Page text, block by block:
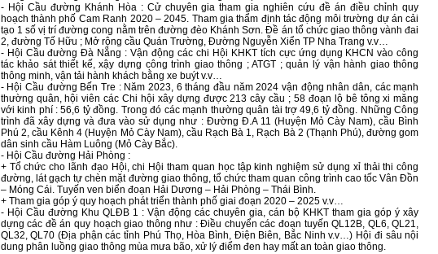
- Hội Cầu đường Khánh Hòa : Cử chuyên gia tham gia nghiên cứu đề án điều chỉnh quy
hoạch thành phố Cam Ranh 2020 – 2045. Tham gia thẩm định tác động môi trường dự án cải
tạo 1 số vị trí đường cong nằm trên đường đèo Khánh Sơn. Đề án tổ chức giao thông vành đai
2, đường Tố Hữu ; Mở rộng cầu Quán Trường, Đường Nguyễn Xiển TP Nha Trang v.v…
- Hội Cầu đường Đà Nẵng : Vận động các chi Hội KHKT tích cực ứng dụng KHCN vào công
tác khảo sát thiết kế, xậy dựng công trình giao thông ; ATGT ; quản lý vận hành giao thông
thông minh, vận tải hành khách bằng xe buýt v.v…
- Hội Cầu đường Bến Tre : Năm 2023, 6 tháng đầu năm 2024 vận động nhân dân, các mạnh
thường quân, hội viên các Chi hội xây dựng được 213 cây cầu ; 58 đoạn lộ bê tông xi măng
với kinh phí : 56,6 tỷ đồng. Trong đó các mạnh thường quân tài trợ 49,6 tỷ đồng. Những Công
trình đã xây dựng và đưa vào sử dụng như : Đường Đ.A 11 (Huyện Mỏ Cày Nam), cầu Bình
Phú 2, cầu Kênh 4 (Huyện Mỏ Cày Nam), cầu Rạch Bà 1, Rạch Bà 2 (Thạnh Phú), đường gom
dân sinh cầu Hàm Luông (Mỏ Cày Bắc).
- Hội Cầu đường Hải Phòng :
+ Tổ chức cho lãnh đạo Hội, chi Hội tham quan học tập kinh nghiệm sử dụng xỉ thải thi công
đường, lát gạch tự chèn mặt đường giao thông, tổ chức tham quan công trình cao tốc Vân Đồn
– Móng Cái. Tuyến ven biển đoạn Hải Dương – Hải Phòng – Thái Bình.
+ Tham gia góp ý quy hoạch phát triển thành phố giai đoạn 2020 – 2025 v.v…
- Hội Cầu đường Khu QLĐB 1 : Vận động các chuyên gia, cán bộ KHKT tham gia góp ý xây
dựng các đề án quy hoạch giao thông như : Điều chuyển các đoạn tuyến QL12B, QL6, QL21,
QL32, QL70 (Địa phận các tỉnh Phú Thọ, Hòa Bình, Điện Biên, Bắc Ninh v.v…) Hội đi sâu nội
dung phân luồng giao thông mùa mưa bão, xử lý điểm đen hay mất an toàn giao thông.